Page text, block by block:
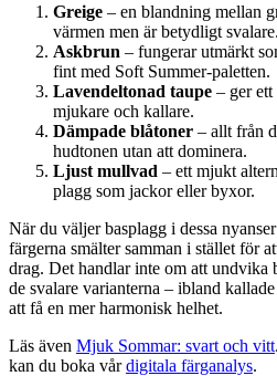
Greige – en blandning mellan
värmen men är betydligt svalare.
Askbrun – fungerar utmärkt
fint med Soft Summer-paletten.
Lavendeltonad taupe – ger
mjukare och kallare.
Dämpade blåtoner – allt från
hudtonen utan att dominera.
Ljust mullvad – ett mjukt
plagg som jackor eller byxor.
När du väljer basplagg i dessa
färgerna smälter samman i stället för
drag. Det handlar inte om att undvika
de svalare varianterna – ibland kallade
att få en mer harmonisk helhet.
Läs även Mjuk Sommar: svart och vitt
kan du boka vårdigitala färganalys.